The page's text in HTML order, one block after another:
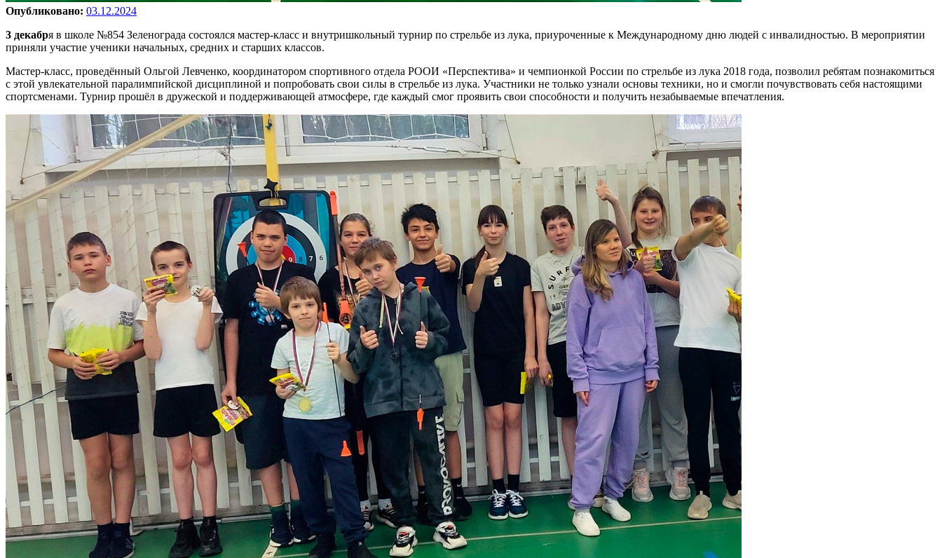
Опубликовано: 03.12.2024
3 декабря в школе №854 Зеленограда состоялся мастер-класс и внутришкольный турнир по стрельбе из лука, приуроченные к Международному дню людей с инвалидностью. В мероприятии
приняли участие ученики начальных, средних и старших классов.
Мастер-класс, проведённый Ольгой Левченко, координатором спортивного отдела РООИ «Перспектива» и чемпионкой России по стрельбе из лука 2018 года, позволил ребятам познакомиться
с этой увлекательной паралимпийской дисциплиной и попробовать свои силы в стрельбе из лука. Участники не только узнали основы техники, но и смогли почувствовать себя настоящими
спортсменами. Турнир прошёл в дружеской и поддерживающей атмосфере, где каждый смог проявить свои способности и получить незабываемые впечатления.